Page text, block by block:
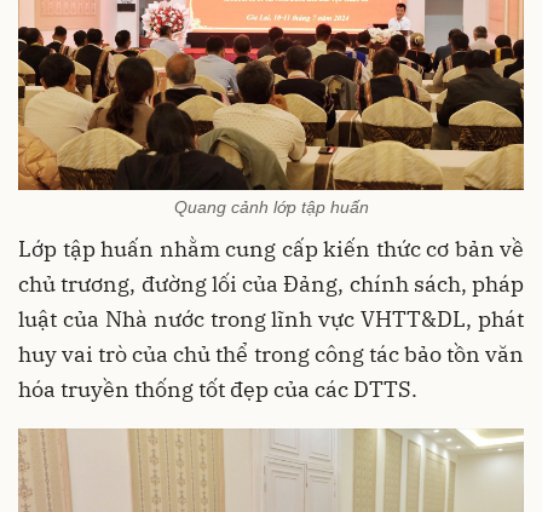
Quang cảnh lớp tập huấn
Lớp tập huấn nhằm cung cấp kiến thức cơ bản về
chủ trương, đường lối của Đảng, chính sách, pháp
luật của Nhà nước trong lĩnh vực VHTT&DL, phát
huy vai trò của chủ thể trong công tác bảo tồn văn
hóa truyền thống tốt đẹp của các DTTS.